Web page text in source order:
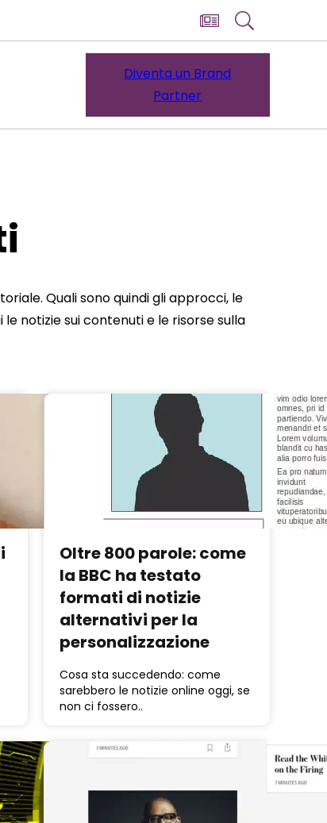
Diventa un Brand
Partner
Quali sono quindi gli approcci, le
notizie sui contenuti e le risorse sulla
Oltre 800 parole: come
la BBC ha testato
formati di notizie
alternativi per la
personalizzazione
Cosa sta succedendo: come
sarebbero le notizie online oggi, se
non ci fossero..